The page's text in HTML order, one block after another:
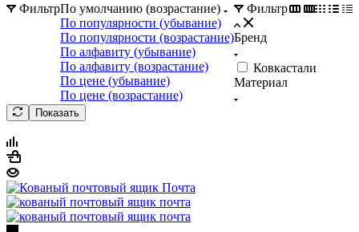
ФильтрПо умолчанию (возрастание)
По популярности (убывание)
По популярности (возрастание)
По алфавиту (убывание)
По алфавиту (возрастание)
По цене (убывание)
По цене (возрастание)
Фильтр
Бренд
Ковкастали
Материал
Показать